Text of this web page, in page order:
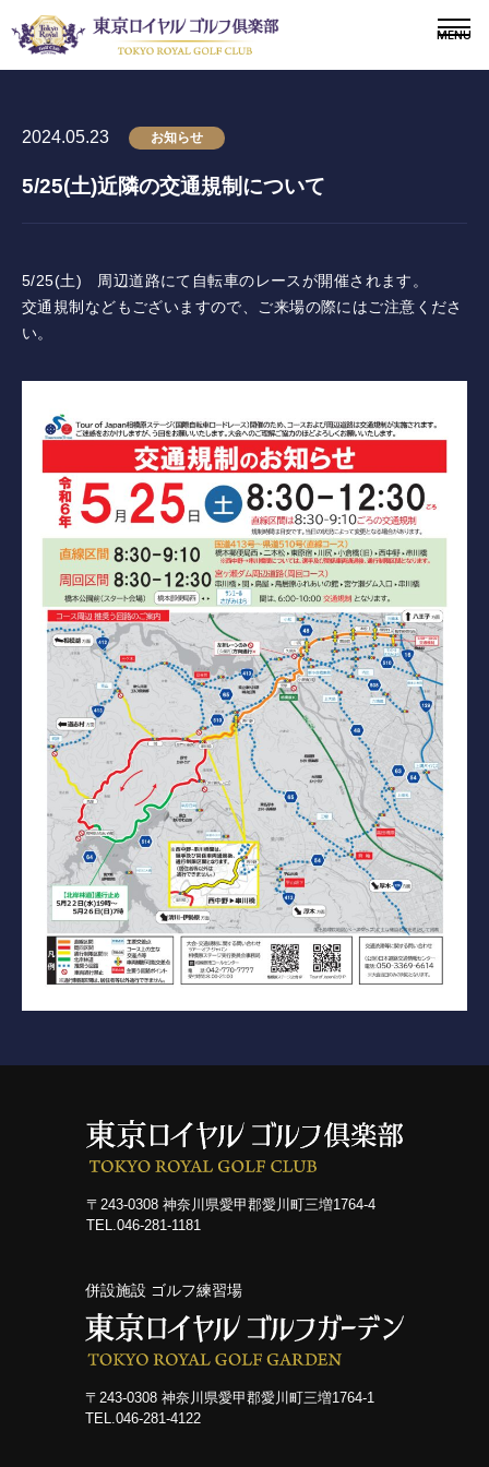
〒243-0308 神奈川県愛甲郡愛川町三増1764-4
ニュース
コース紹介
ゲスト料金
歴史
新規会員権について
アクセス
提携ゴルフ場
三味亭
プライバシーポリシー
〒243-0308 神奈川県愛甲郡愛川町三増1764-1
TEL.046-281-4122
ニュース
イベント
利用案内・料金
2024.05.23 お知らせ
5/25(土)近隣の交通規制について
5/25(土) 周辺道路にて自転車のレースが開催されます。
交通規制などもございますので、ご来場の際にはご注意くださ
い。
〒243-0308 神奈川県愛甲郡愛川町三増1764-4
TEL.046-281-1181
併設施設 ゴルフ練習場
〒243-0308 神奈川県愛甲郡愛川町三増1764-1
TEL.046-281-4122